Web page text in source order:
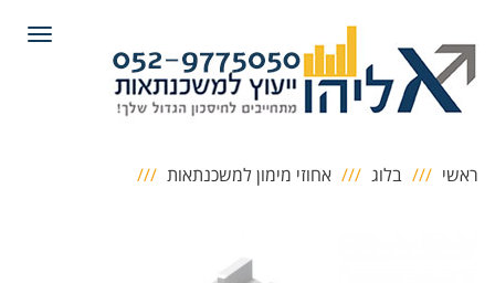
ראשי בלוג אחוזי מימון למשכנתאות